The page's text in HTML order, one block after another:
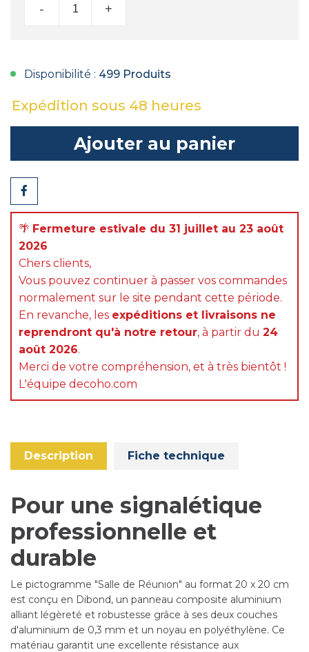
- +
Disponibilité : 499 Produits
Expédition sous 48 heures
Ajouter au panier
Partager
🌴 Fermeture estivale du 31 juillet au 23 août
2026
Chers clients,
Vous pouvez continuer à passer vos commandes
normalement sur le site pendant cette période.
En revanche, les expéditions et livraisons ne
reprendront qu'à notre retour, à partir du 24
août 2026.
Merci de votre compréhension, et à très bientôt !
L'équipe decoho.com
Description Fiche technique
Pour une signalétique
professionnelle et
durable
Le pictogramme "Salle de Réunion" au format 20 x 20 cm
est conçu en Dibond, un panneau composite aluminium
alliant légèreté et robustesse grâce à ses deux couches
d'aluminium de 0,3 mm et un noyau en polyéthylène. Ce
matériau garantit une excellente résistance aux